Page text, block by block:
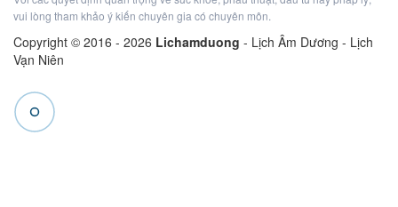
vui lòng tham khảo ý kiến chuyên gia có chuyên môn.
Copyright © 2016 - 2026 Lichamduong - Lịch Âm Dương - Lịch
Vạn Niên